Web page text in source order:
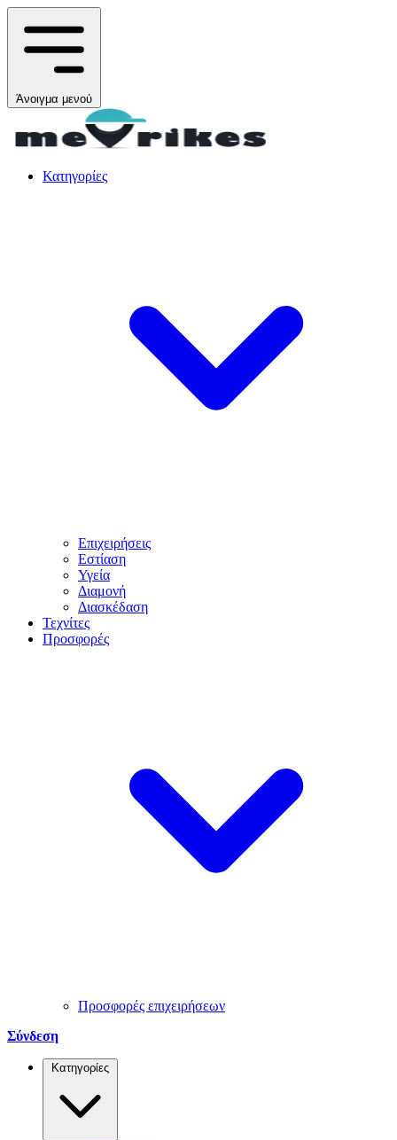
Άνοιγμα μενού
Κατηγορίες
Επιχειρήσεις
Εστίαση
Υγεία
Διαμονή
Διασκέδαση
Τεχνίτες
Προσφορές
Προσφορές επιχειρήσεων
Σύνδεση
Κατηγορίες